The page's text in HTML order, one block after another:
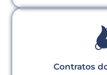
Contratos